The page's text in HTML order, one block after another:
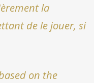
la
de le jouer, si
on the